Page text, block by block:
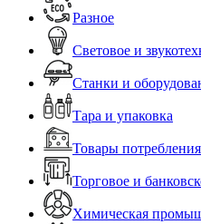
Разное
Световое и
Станки и
Тара и упаковка
Товары потребления
Торговое и
Химическая